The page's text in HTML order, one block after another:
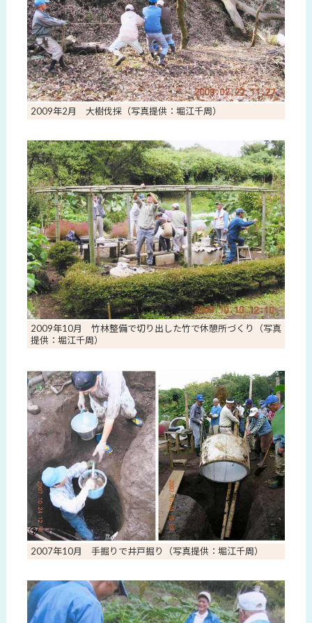
2009年2月 大樹伐採（写真提供：堀江千周）
2009年10月 竹林整備で切り出した竹で休憩所づくり（写真
提供：堀江千周）
2007年10月 手掘りで井戸掘り（写真提供：堀江千周）